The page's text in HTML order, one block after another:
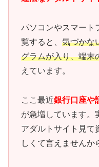
パソコンやスマート
覧すると、 気づかな
グラムが入り、端末
えています。
ここ最近銀行口座や
が急増しています。
アダルトサイト見て
しくて言えませんか